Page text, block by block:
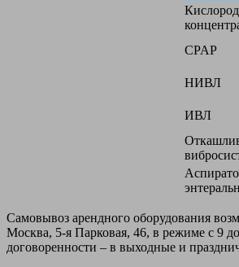
CPAP
НИВЛ
ИВЛ
Самовывоз арендного оборудования
Москва, 5-я Парковая, 46, в режиме с 9
договоренности – в выходные и